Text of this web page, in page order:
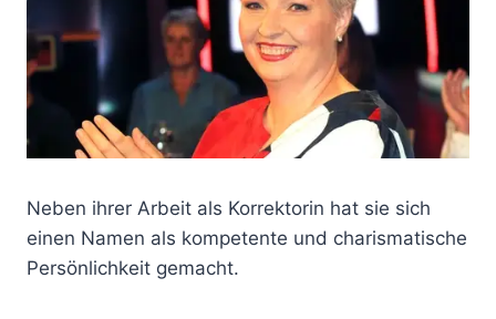
Neben ihrer Arbeit als Korrektorin hat sie sich
einen Namen als kompetente und charismatische
Persönlichkeit gemacht.